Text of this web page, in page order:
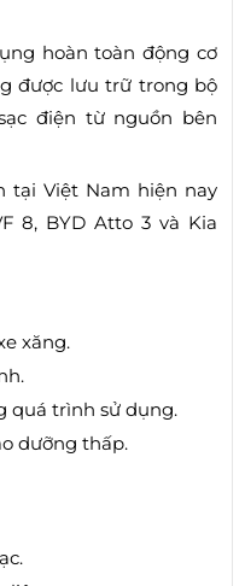
hoàn toàn động cơ
được lưu trữ trong bộ
điện từ nguồn bên
tại Việt Nam hiện nay
8, BYD Atto 3 và Kia
xăng.
quá trình sử dụng.
dưỡng thấp.